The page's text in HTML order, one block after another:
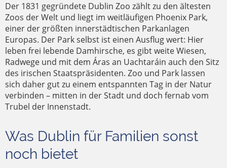
Der 1831 gegründete Dublin Zoo zählt zu den ältesten
Zoos der Welt und liegt im weitläufigen Phoenix Park,
einer der größten innerstädtischen Parkanlagen
Europas. Der Park selbst ist einen Ausflug wert: Hier
leben frei lebende Damhirsche, es gibt weite Wiesen,
Radwege und mit dem Áras an Uachtaráin auch den Sitz
des irischen Staatspräsidenten. Zoo und Park lassen
sich daher gut zu einem entspannten Tag in der Natur
verbinden – mitten in der Stadt und doch fernab vom
Trubel der Innenstadt.
Was Dublin für Familien sonst
noch bietet